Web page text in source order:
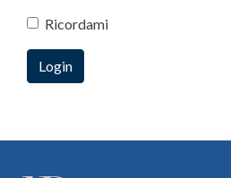
Ricordami